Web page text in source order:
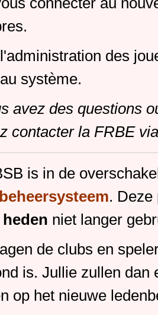
des
système.
avez des questions
contacter la FRBE
is in de
. Deze
niet langer
de clubs en
is. Jullie zullen dan
op het nieuwe